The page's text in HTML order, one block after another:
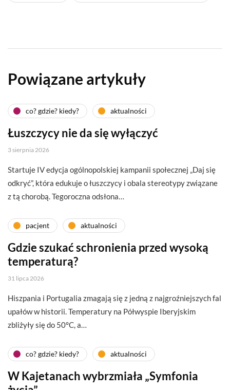
Powiązane artykuły
co? gdzie? kiedy? aktualności
Łuszczycy nie da się wyłączyć
3 sierpnia 2026
Startuje IV edycja ogólnopolskiej kampanii społecznej „Daj się
odkryć”, która edukuje o łuszczycy i obala stereotypy związane
z tą chorobą. Tegoroczna odsłona…
pacjent aktualności
Gdzie szukać schronienia przed wysoką
temperaturą?
31 lipca 2026
Hiszpania i Portugalia zmagają się z jedną z najgroźniejszych fal
upałów w historii. Temperatury na Półwyspie Iberyjskim
zbliżyły się do 50°C, a…
co? gdzie? kiedy? aktualności
W Kajetanach wybrzmiała „Symfonia